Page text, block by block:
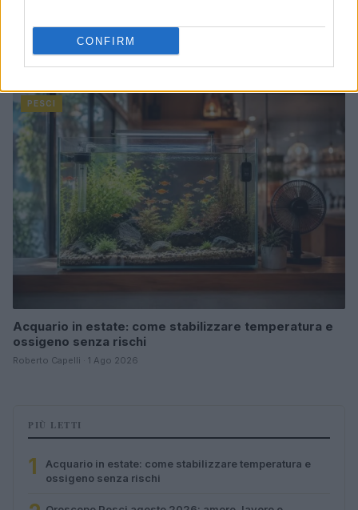
CONFIRM
Acquario in estate: ventilazione, fotoperiodo e cambi
d’acqua
Beatrice Bonaventura · 1 Ago 2026
PESCI
Acquario in estate: come stabilizzare temperatura e
ossigeno senza rischi
Roberto Capelli · 1 Ago 2026
PIÙ LETTI
1
Acquario in estate: come stabilizzare temperatura e
ossigeno senza rischi